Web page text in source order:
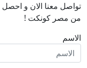
تواصل معنا الان و
من مصر كونكت !
الاسم